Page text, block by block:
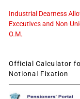
Industrial Dearness
Executives and Non-
O.M.
Official Calculator
Notional Fixation